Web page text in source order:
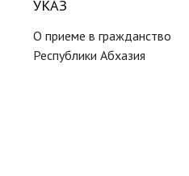
УКАЗ
О приеме в гражданство
Республики Абхазия